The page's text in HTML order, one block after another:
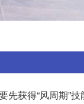
获得“风周期”